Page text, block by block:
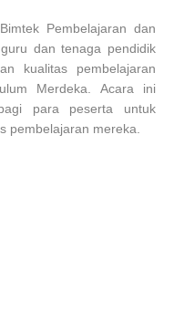
Pembelajaran dan
dan tenaga pendidik
kualitas pembelajaran
Merdeka. Acara ini
para peserta untuk
pembelajaran mereka.